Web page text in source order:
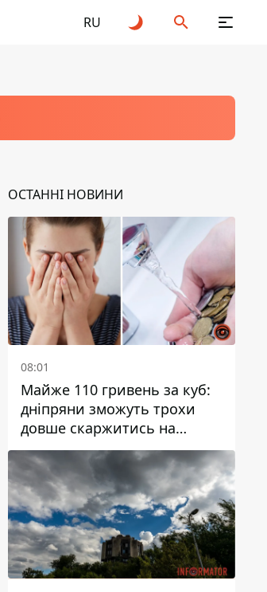
RU
ОСТАННІ НОВИНИ
08:01
Майже 110 гривень за куб:
дніпряни зможуть трохи
довше скаржитись на
заплановані тарифи на воду
на 2027 рік